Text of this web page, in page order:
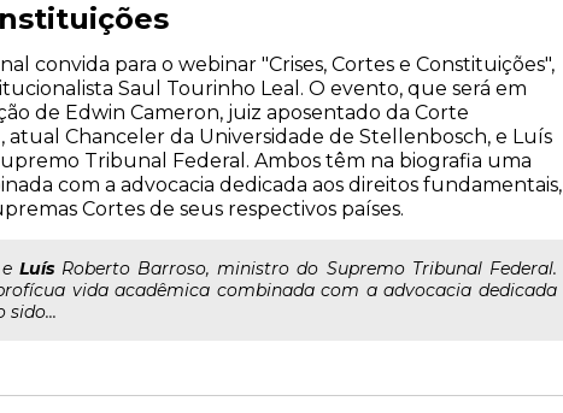
convida para o webinar "Crises, Cortes e Constituições",
Saul Tourinho Leal. O evento, que será em
de Edwin Cameron, juiz aposentado da Corte
atual Chanceler da Universidade de Stellenbosch, e Luís
Tribunal Federal. Ambos têm na biografia uma
com a advocacia dedicada aos direitos fundamentais,
Cortes de seus respectivos países.
LuísRoberto Barroso, ministro do Supremo Tribunal Federal.
vida acadêmica combinada com a advocacia dedicada
sido...